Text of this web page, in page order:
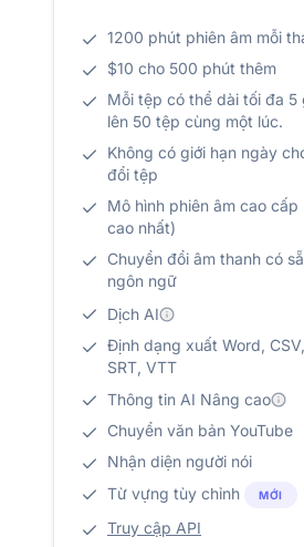
1200 phút phiên âm mỗi
$10 cho 500 phút thêm
Mỗi tệp có thể dài tối đa 5
lên 50 tệp cùng một lúc.
Không có giới hạn ngày
đổi tệp
Mô hình phiên âm cao
cao nhất)
Chuyển đổi âm thanh có
ngôn ngữ
Dịch AI
Định dạng xuất Word,
SRT, VTT
Thông tin AI Nâng cao
Chuyển văn bản YouTube
Nhận diện người nói
Từ vựng tùy chỉnh
MỚI
Truy cập API